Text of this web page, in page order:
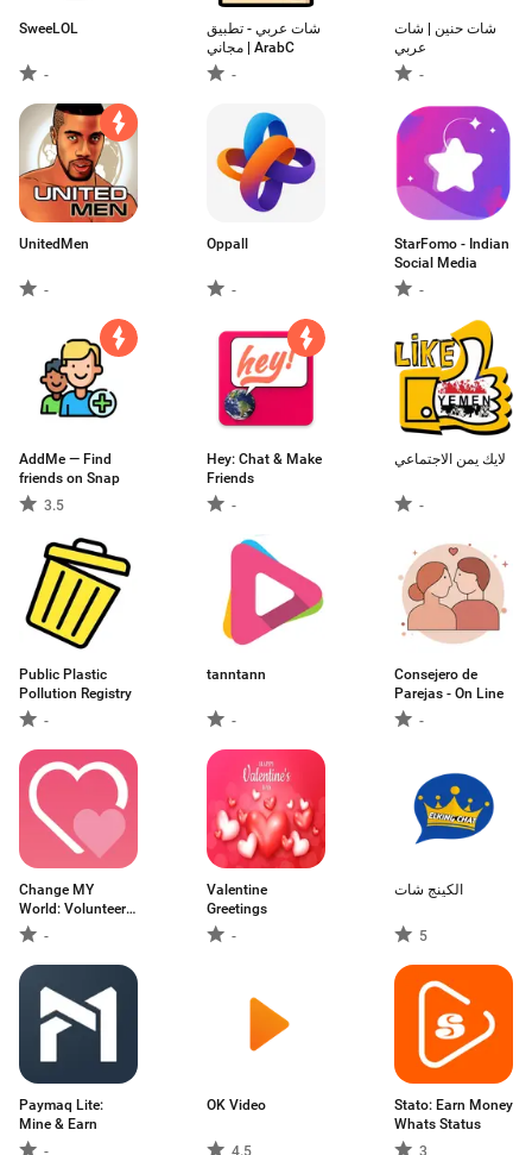
SweeLOL
-
شات عربي - تطبيق
مجاني | ArabC
-
شات حنين | شات
عربي
-
UnitedMen
-
Oppall
-
StarFomo - Indian
Social Media
-
AddMe — Find
friends on Snap
3.5
Hey: Chat & Make
Friends
-
لايك يمن الاجتماعي
-
Public Plastic
Pollution Registry
-
tanntann
-
Consejero de
Parejas - On Line
-
Change MY
World: Volunteers,
D
-
Valentine
Greetings
-
الكينج شات
5
Paymaq Lite:
Mine & Earn
-
OK Video
4.5
Stato: Earn Money
Whats Status
3